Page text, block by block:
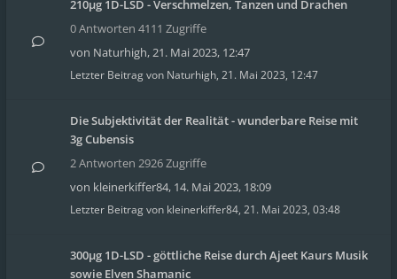
210µg 1D-LSD - Verschmelzen, Tanzen und Drachen
0 Antworten 4111 Zugriffe
von Naturhigh,21. Mai 2023, 12:47
Letzter Beitrag von Naturhigh, 21. Mai 2023, 12:47
Die Subjektivität der Realität - wunderbare Reise mit
3g Cubensis
2 Antworten 2926 Zugriffe
von kleinerkiffer84, 14. Mai 2023, 18:09
Letzter Beitrag von kleinerkiffer84, 21. Mai 2023, 03:48
300µg 1D-LSD - göttliche Reise durch Ajeet Kaurs Musik
sowie Elven Shamanic